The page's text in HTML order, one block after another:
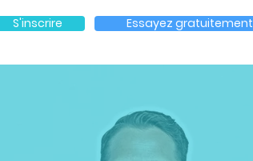
Essayez gratuitement
S'inscrire